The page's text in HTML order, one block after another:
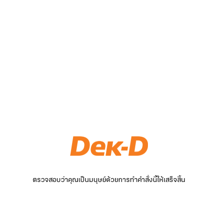
ตรวจสอบว่าคุณเป็นมนุษย์ด้วยการทำคำสั่งนี้ให้เสร็จสิ้น